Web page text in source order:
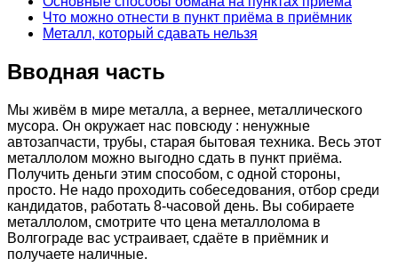
Что можно отнести в пункт приёма в приёмник
Металл, который сдавать нельзя
Вводная часть
Мы живём в мире металла, а вернее, металлического
мусора. Он окружает нас повсюду : ненужные
автозапчасти, трубы, старая бытовая техника. Весь этот
металлолом можно выгодно сдать в пункт приёма.
Получить деньги этим способом, с одной стороны,
просто. Не надо проходить собеседования, отбор среди
кандидатов, работать 8-часовой день. Вы собираете
металлолом, смотрите что цена металлолома в
Волгограде вас устраивает, сдаёте в приёмник и
получаете наличные.